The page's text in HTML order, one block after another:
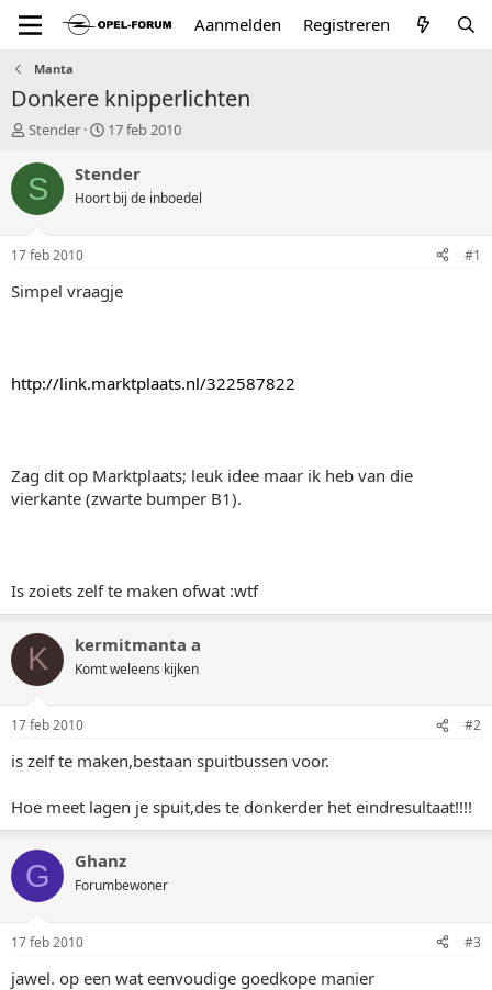
Aanmelden Registreren
Manta
Donkere knipperlichten
T
p
i
t
a
r
Stender
S
a
t
u
m
17 feb 2010
S Stender
Hoort bij de inboedel
17 feb 2010 #1
Simpel vraagje
http://link.marktplaats.nl/322587822
Zag dit op Marktplaats; leuk idee maar ik heb van die
vierkante (zwarte bumper B1).
Is zoiets zelf te maken ofwat :wtf
K kermitmanta a
Komt weleens kijken
17 feb 2010 #2
is zelf te maken,bestaan spuitbussen voor.
Hoe meet lagen je spuit,des te donkerder het eindresultaat!!!!
G Ghanz
Forumbewoner
17 feb 2010 #3
jawel. op een wat eenvoudige goedkope manier